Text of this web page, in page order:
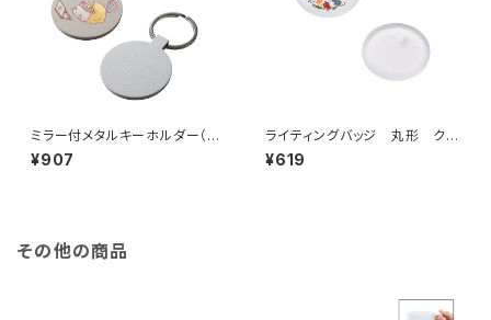
ミラー付メタルキーホルダー（ラ
ウンド） マットシルバー MG
¥907
ライティングバッジ 丸形 クリ
ア MG
¥619
その他の商品